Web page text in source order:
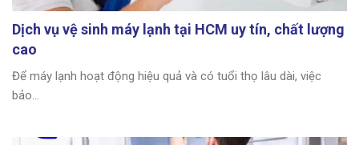
Dịch vụ vệ sinh máy lạnh tại HCM uy tín, chất lượng
cao
Để máy lạnh hoạt động hiệu quả và có tuổi thọ lâu dài, việc
bảo...